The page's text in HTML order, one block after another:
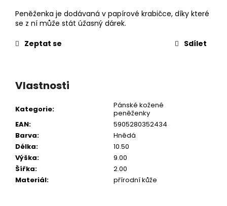
Peněženka je dodávaná v papírové krabičce, díky které
se z ní může stát úžasný dárek.
Zeptat se
Sdílet
Vlastnosti
Kategorie:
Pánské kožené
peněženky
EAN:
5905280352434
Barva:
Hnědá
Délka:
10.50
Výška:
9.00
Šířka:
2.00
Materiál: přírodní kůže